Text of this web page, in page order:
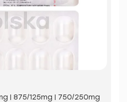
| 875/125mg | 750/250mg